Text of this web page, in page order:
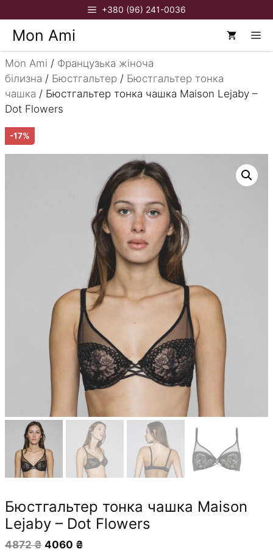
до
вмісту
+380 (96) 241-0036
Mon Ami
Mon Ami / Французька жіноча
білизна / Бюстгальтер / Бюстгальтер тонка
чашка / Бюстгальтер тонка чашка Maison Lejaby –
Dot Flowers
-17%
Бюстгальтер тонка чашка Maison
Lejaby – Dot Flowers
4872₴ Оригінальна
4060 ₴